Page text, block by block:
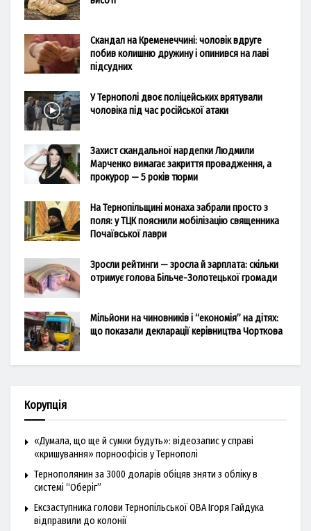
Скандал на Кременеччині: чоловік вдруге
побив колишню дружину і опинився на лаві
підсудних
У Тернополі двоє поліцейських врятували
чоловіка під час російської атаки
Захист скандальної нардепки Людмили
Марченко вимагає закриття провадження, а
прокурор — 5 років тюрми
На Тернопільщині монаха забрали просто з
поля: у ТЦК пояснили мобілізацію священника
Почаївської лаври
Зросли рейтинги — зросла й зарплата: скільки
отримує голова Більче-Золотецької громади
Мільйони на чиновників і “економія” на дітях:
що показали декларації керівництва Чорткова
Корупція
«Думала, що ще й сумки будуть»: відеозапис у справі
«кришування» порноофісів у Тернополі
Тернополянин за 3000 доларів обіцяв зняти з обліку в
системі “Оберіг”
Ексзаступника голови Тернопільської ОВА Ігоря Гайдука
відправили до колонії